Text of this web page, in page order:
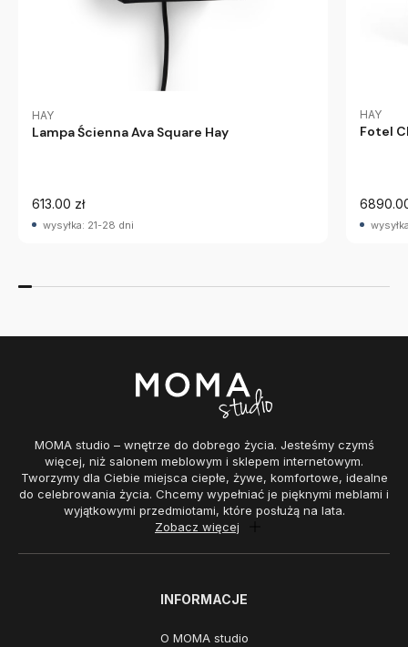
HAY
Lampa Ścienna Ava Square Hay
613.00 zł
wysyłka: 21-28 dni
HAY
Fotel
MOMA studio – wnętrze do dobrego życia. Jesteśmy czymś
więcej, niż salonem meblowym i sklepem internetowym.
Tworzymy dla Ciebie miejsca ciepłe, żywe, komfortowe, idealne
do celebrowania życia. Chcemy wypełniać je pięknymi meblami i
wyjątkowymi przedmiotami, które posłużą na lata.
Zobacz więcej
INFORMACJE
O MOMA studio